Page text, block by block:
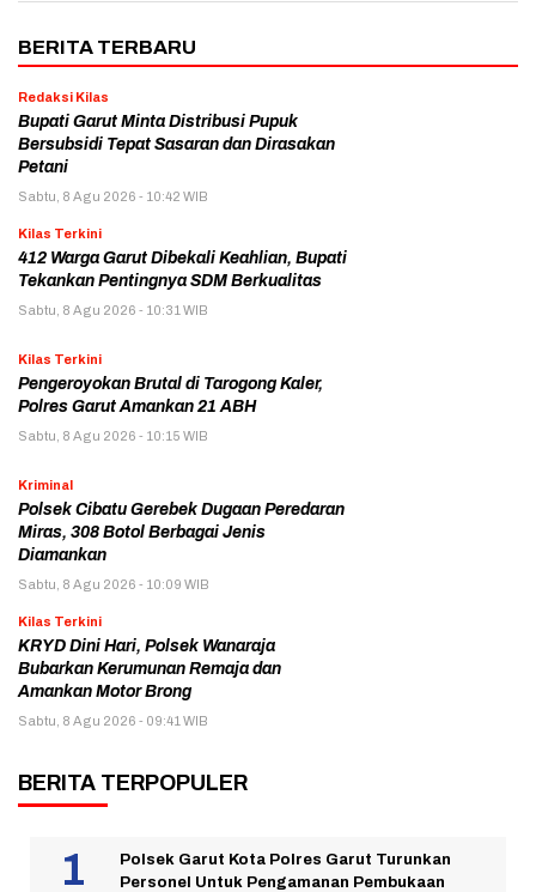
BERITA TERBARU
Redaksi Kilas
Bupati Garut Minta Distribusi Pupuk
Bersubsidi Tepat Sasaran dan Dirasakan
Petani
Sabtu, 8 Agu 2026 - 10:42 WIB
Kilas Terkini
412 Warga Garut Dibekali Keahlian, Bupati
Tekankan Pentingnya SDM Berkualitas
Sabtu, 8 Agu 2026 - 10:31 WIB
Kilas Terkini
Pengeroyokan Brutal di Tarogong Kaler,
Polres Garut Amankan 21 ABH
Sabtu, 8 Agu 2026 - 10:15 WIB
Kriminal
Polsek Cibatu Gerebek Dugaan Peredaran
Miras, 308 Botol Berbagai Jenis
Diamankan
Sabtu, 8 Agu 2026 - 10:09 WIB
Kilas Terkini
KRYD Dini Hari, Polsek Wanaraja
Bubarkan Kerumunan Remaja dan
Amankan Motor Brong
Sabtu, 8 Agu 2026 - 09:41 WIB
BERITA TERPOPULER
Polsek Garut Kota Polres Garut Turunkan
Personel Untuk Pengamanan Pembukaan